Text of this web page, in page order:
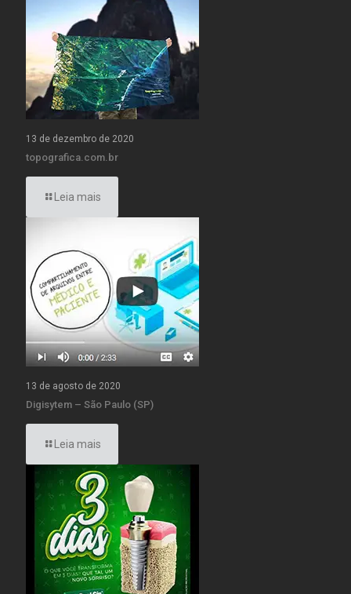
13 de dezembro de 2020
topografica.com.br
Leia mais
13 de agosto de 2020
Digisytem – São Paulo (SP)
Leia mais